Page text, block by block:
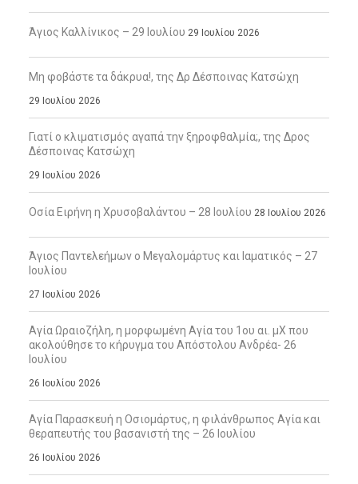
Άγιος Καλλίνικος – 29 Ιουλίου 29 Ιουλίου 2026
Μη φοβάστε τα δάκρυα!, της Δρ Δέσποινας Κατσώχη
29 Ιουλίου 2026
Γιατί ο κλιματισμός αγαπά την ξηροφθαλμία;, της Δρος
Δέσποινας Κατσώχη
29 Ιουλίου 2026
Οσία Ειρήνη η Χρυσοβαλάντου – 28 Ιουλίου 28 Ιουλίου 2026
Άγιος Παντελεήμων ο Μεγαλομάρτυς και Ιαματικός – 27
Ιουλίου
27 Ιουλίου 2026
Αγία Ωραιοζήλη, η μορφωμένη Αγία του 1ου αι. μΧ που
ακολούθησε το κήρυγμα του Απόστολου Ανδρέα- 26
Ιουλίου
26 Ιουλίου 2026
Αγία Παρασκευή η Οσιομάρτυς, η φιλάνθρωπος Αγία και
θεραπευτής του βασανιστή της – 26 Ιουλίου
26 Ιουλίου 2026